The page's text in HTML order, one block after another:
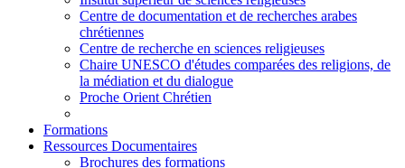
Centre de documentation et de recherches arabes
chrétiennes
Centre de recherche en sciences religieuses
Chaire UNESCO d'études comparées des religions, de
la médiation et du dialogue
Proche Orient Chrétien
Formations
Ressources Documentaires
Brochures des formations